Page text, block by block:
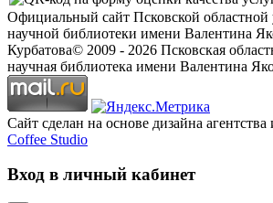
Официальный сайт Псковской областной
научной библиотеки имени Валентина
Курбатова© 2009 - 2026 Псковская
научная библиотека имени Валентина
Сайт сделан на основе дизайна
Coffee Studio
Вход в личный кабинет